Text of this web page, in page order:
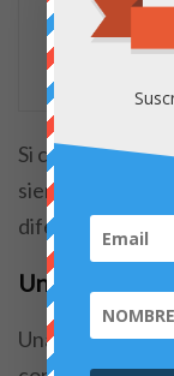
Si cada
siempre sea así,
diferencia.
Un lugar para
Una vez hayas